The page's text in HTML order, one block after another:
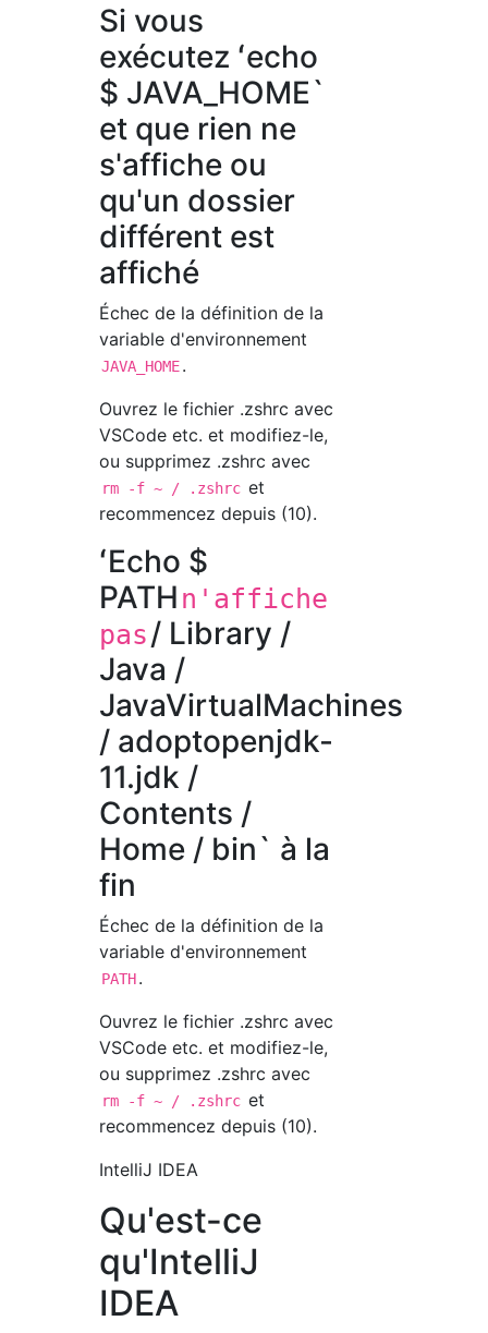
Si vous
exécutez ʻecho
$ JAVA_HOME`
et que rien ne
s'affiche ou
qu'un dossier
différent est
affiché
Échec de la définition de la
variable d'environnement
JAVA_HOME.
Ouvrez le fichier .zshrc avec
VSCode etc. et modifiez-le,
ou supprimez .zshrc avec
rm -f ~ / .zshrc et
recommencez depuis (10).
ʻEcho $
PATH n'affiche
pas/ Library /
Java /
JavaVirtualMachines
/ adoptopenjdk-
11.jdk /
Contents /
Home / bin` à la
fin
Échec de la définition de la
variable d'environnement
PATH.
Ouvrez le fichier .zshrc avec
VSCode etc. et modifiez-le,
ou supprimez .zshrc avec
rm -f ~ / .zshrc et
recommencez depuis (10).
IntelliJ IDEA
Qu'est-ce
qu'IntelliJ
IDEA